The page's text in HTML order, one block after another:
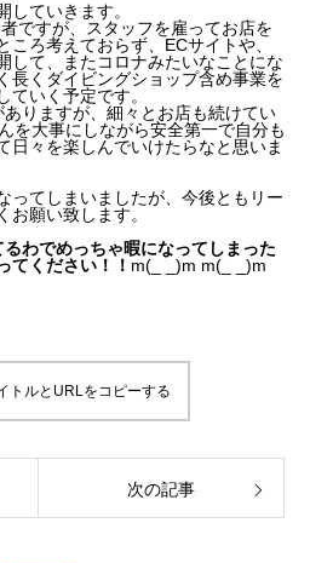
していきます。
ですが、スタッフを雇ってお店を
ころ考えておらず、ECサイトや、
して、またコロナみたいなことにな
長くダイビングショップ含め事業を
ていく予定です。
りますが、細々とお店も続けてい
を大事にしながら安全第一で自分も
日々を楽しんでいけたらなと思いま
ってしまいましたが、今後ともリー
お願い致します。
わでめっちゃ暇になってしまった
てください！！ m(_ _)m m(_ _)m
トルとURLをコピーする
次の記事